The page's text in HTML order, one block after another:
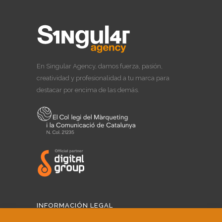
En Singular Agency, damos fuerza, pasión,
creatividad y profesionalidad a tu marca para
destacar por encima de las demás.
INFORMACIÓN LEGAL